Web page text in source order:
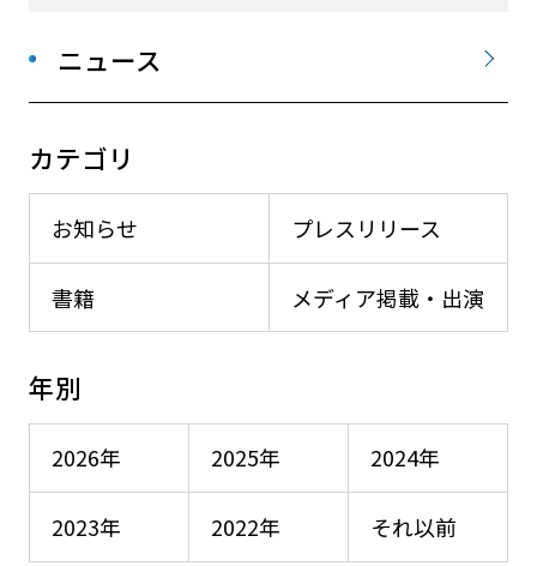
ニュース
カテゴリ
お知らせ プレスリリース
メディア掲載・出演
書籍
年別
2026年 2025年 2024年
2023年 2022年 それ以前